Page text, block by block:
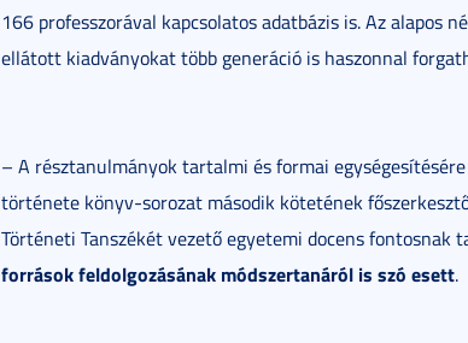
166 professzorával kapcsolatos adatbázis is. Az alapos
ellátott kiadványokat több generáció is haszonnal
– A résztanulmányok tartalmi és formai
története könyv-sorozat második kötetének
Történeti Tanszékét vezető egyetemi docens fontosnak
források feldolgozásának módszertanáról is szó esett.